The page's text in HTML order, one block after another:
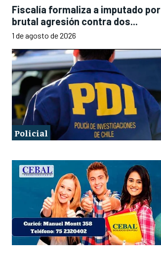
Fiscalía formaliza a imputado por
brutal agresión contra dos...
1 de agosto de 2026
Policial